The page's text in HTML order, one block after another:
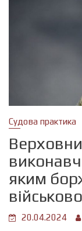
Судова практика
яким
20.04.2024